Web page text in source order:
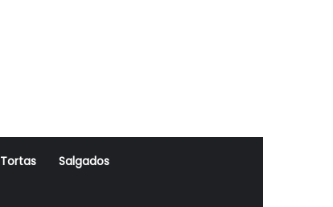
Tortas Salgados